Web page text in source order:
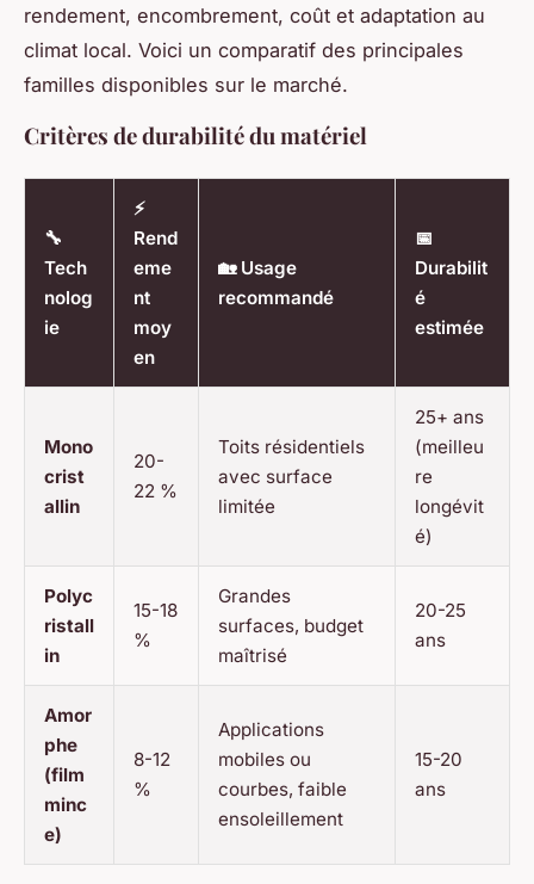
rendement, encombrement, coût et adaptation au
climat local. Voici un comparatif des principales
familles disponibles sur le marché.
Critères de durabilité du matériel
🔧
Tech
nolog
ie
⚡
Rend
eme
nt
moy
en
🏡 Usage
recommandé
📅
Durabilit
é
estimée
Mono
crist
allin
20-
22 %
Toits résidentiels
avec surface
limitée
25+ ans
(meilleu
re
longévit
é)
Polyc
ristall
in
15-18
%
Grandes
surfaces, budget
maîtrisé
20-25
ans
Amor
phe
(film
minc
e)
8-12
%
Applications
mobiles ou
courbes, faible
ensoleillement
15-20
ans